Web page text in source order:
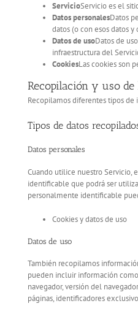
ServicioServicio es el
Datos personalesDatos
datos (o con esos datos
Datos de usoDatos de
infraestructura del
CookiesLas cookies son
Recopilación y uso
Recopilamos diferentes tipos
Tipos de datos
Datos personales
Cuando utilice nuestro Servicio,
identificable que podrá ser
personalmente identificable
Cookies y datos de uso
Datos de uso
También recopilamos
pueden incluir información
navegador, versión del
páginas, identificadores